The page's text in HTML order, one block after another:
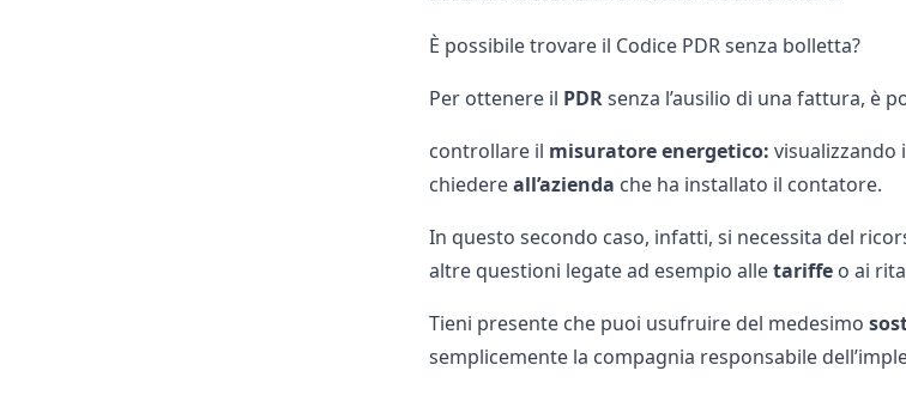
È possibile trovare il Codice PDR senza bolletta?
Per ottenere il PDRsenza l’ausilio di una fattura, è
controllare il misuratore energetico: visualizzando
chiedereall’azienda che ha installato il contatore.
In questo secondo caso, infatti, si necessita del
altre questioni legate ad esempio alletariffeo ai
Tieni presente che puoi usufruire del medesimo
semplicemente la compagnia responsabile